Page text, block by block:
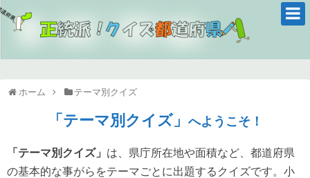
ホーム テーマ別クイズ
「テーマ別クイズ」 へようこそ！
「テーマ別クイズ」 は、県庁所在地や面積など、都道府県
の基本的な事がらをテーマごとに出題するクイズです。小